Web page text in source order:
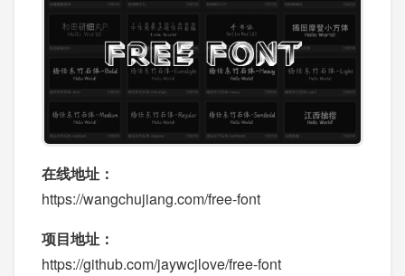
在线地址：
https://wangchujiang.com/free-font
项目地址：
https://github.com/jaywcjlove/free-font